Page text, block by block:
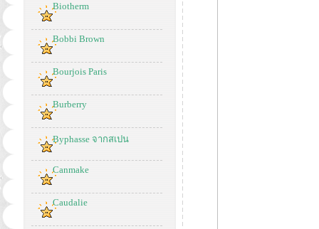
Biotherm
Bobbi Brown
Bourjois Paris
Burberry
Byphasse จากสเปน
Canmake
Caudalie